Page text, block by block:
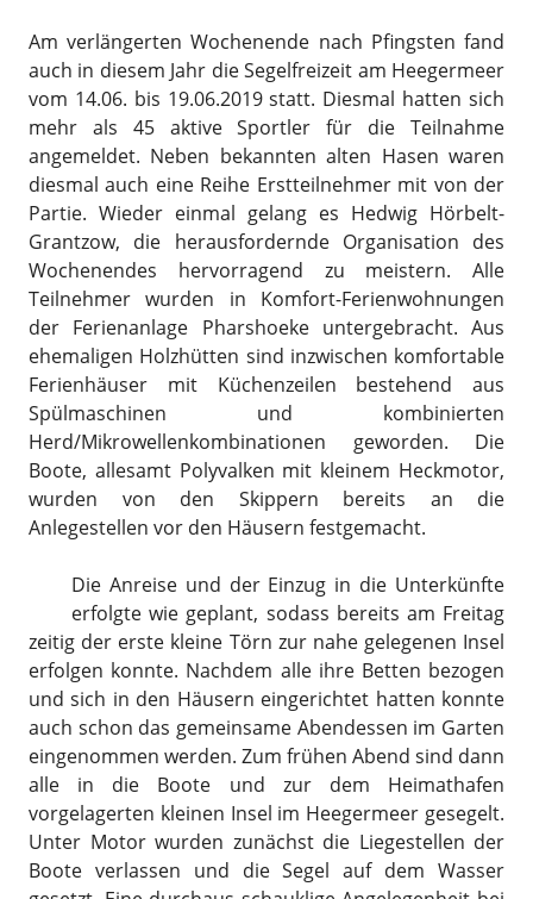
Am verlängerten Wochenende nach Pfingsten fand
auch in diesem Jahr die Segelfreizeit am Heegermeer
vom 14.06. bis 19.06.2019 statt. Diesmal hatten sich
mehr als 45 aktive Sportler für die Teilnahme
angemeldet. Neben bekannten alten Hasen waren
diesmal auch eine Reihe Erstteilnehmer mit von der
Partie. Wieder einmal gelang es Hedwig Hörbelt-
Grantzow, die herausfordernde Organisation des
Wochenendes hervorragend zu meistern. Alle
Teilnehmer wurden in Komfort-Ferienwohnungen
der Ferienanlage Pharshoeke untergebracht. Aus
ehemaligen Holzhütten sind inzwischen komfortable
Ferienhäuser mit Küchenzeilen bestehend aus
Spülmaschinen und kombinierten
Herd/Mikrowellenkombinationen geworden. Die
Boote, allesamt Polyvalken mit kleinem Heckmotor,
wurden von den Skippern bereits an die
Anlegestellen vor den Häusern festgemacht.
Die Anreise und der Einzug in die Unterkünfte
erfolgte wie geplant, sodass bereits am Freitag
zeitig der erste kleine Törn zur nahe gelegenen Insel
erfolgen konnte. Nachdem alle ihre Betten bezogen
und sich in den Häusern eingerichtet hatten konnte
auch schon das gemeinsame Abendessen im Garten
eingenommen werden. Zum frühen Abend sind dann
alle in die Boote und zur dem Heimathafen
vorgelagerten kleinen Insel im Heegermeer gesegelt.
Unter Motor wurden zunächst die Liegestellen der
Boote verlassen und die Segel auf dem Wasser